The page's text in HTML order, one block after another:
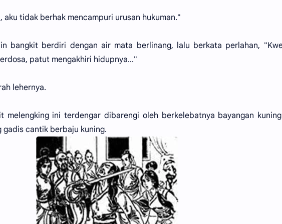
aku tidak berhak mencampuri urusan hukuman."
bangkit berdiri dengan air mata berlinang, lalu berkata perlahan,
patut mengakhiri hidupnya..."
lehernya.
melengking ini terdengar dibarengi oleh berkelebatnya bayangan
cantik berbaju kuning.